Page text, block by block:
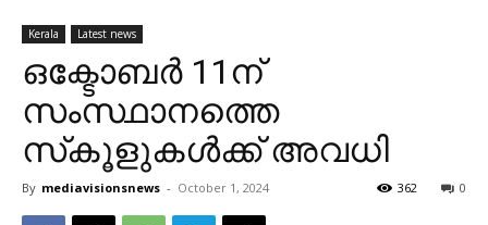
Kerala Latest news
ഒക്ടോബര്‍ 11ന്
സംസ്ഥാനത്തെ
സ്‌കൂളുകള്‍ക്ക് അവധി
By mediavisionsnews - October 1, 2024 0
362